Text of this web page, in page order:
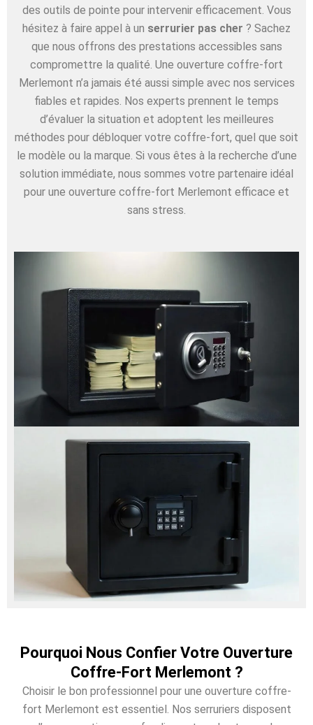
des outils de pointe pour intervenir efficacement. Vous
hésitez à faire appel à un serrurier pas cher ? Sachez
que nous offrons des prestations accessibles sans
compromettre la qualité. Une ouverture coffre-fort
Merlemont n’a jamais été aussi simple avec nos services
fiables et rapides. Nos experts prennent le temps
d’évaluer la situation et adoptent les meilleures
méthodes pour débloquer votre coffre-fort, quel que soit
le modèle ou la marque. Si vous êtes à la recherche d’une
solution immédiate, nous sommes votre partenaire idéal
pour une ouverture coffre-fort Merlemont efficace et
sans stress.
Pourquoi Nous Confier Votre Ouverture
Coffre-Fort Merlemont ?
Choisir le bon professionnel pour une ouverture coffre-
fort Merlemont est essentiel. Nos serruriers disposent